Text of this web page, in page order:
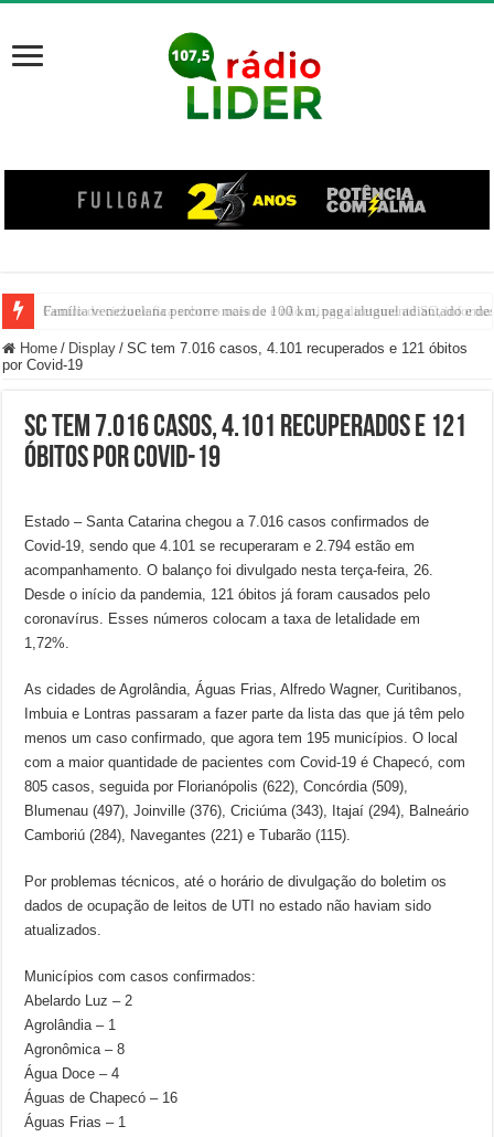
Centro de ciclone fica sobre o oceano e não atinge diretamente SC,
Home / Display / SC tem 7.016 casos, 4.101 recuperados e 121 óbitos
por Covid-19
SC tem 7.016 casos, 4.101 recuperados e 121
óbitos por Covid-19
Estado – Santa Catarina chegou a 7.016 casos confirmados de
Covid-19, sendo que 4.101 se recuperaram e 2.794 estão em
acompanhamento. O balanço foi divulgado nesta terça-feira, 26.
Desde o início da pandemia, 121 óbitos já foram causados pelo
coronavírus. Esses números colocam a taxa de letalidade em
1,72%.
As cidades de Agrolândia, Águas Frias, Alfredo Wagner, Curitibanos,
Imbuia e Lontras passaram a fazer parte da lista das que já têm pelo
menos um caso confirmado, que agora tem 195 municípios. O local
com a maior quantidade de pacientes com Covid-19 é Chapecó, com
805 casos, seguida por Florianópolis (622), Concórdia (509),
Blumenau (497), Joinville (376), Criciúma (343), Itajaí (294), Balneário
Camboriú (284), Navegantes (221) e Tubarão (115).
Por problemas técnicos, até o horário de divulgação do boletim os
dados de ocupação de leitos de UTI no estado não haviam sido
atualizados.
Municípios com casos confirmados:
Abelardo Luz – 2
Agrolândia – 1
Agronômica – 8
Água Doce – 4
Águas de Chapecó – 16
Águas Frias – 1